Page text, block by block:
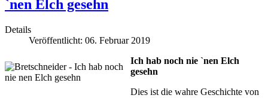
`nen Elch gesehn
Details
Veröffentlicht: 06. Februar 2019
Ich hab noch nie `nen Elch
gesehn
Dies ist die wahre Geschichte von